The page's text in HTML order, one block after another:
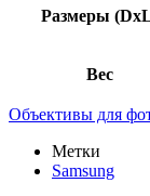
Размеры
Вес
Объективы для
Метки
Samsung